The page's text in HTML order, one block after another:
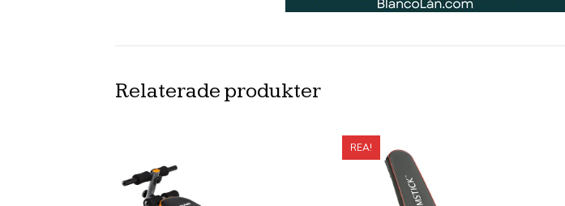
Relaterade produkter
REA!